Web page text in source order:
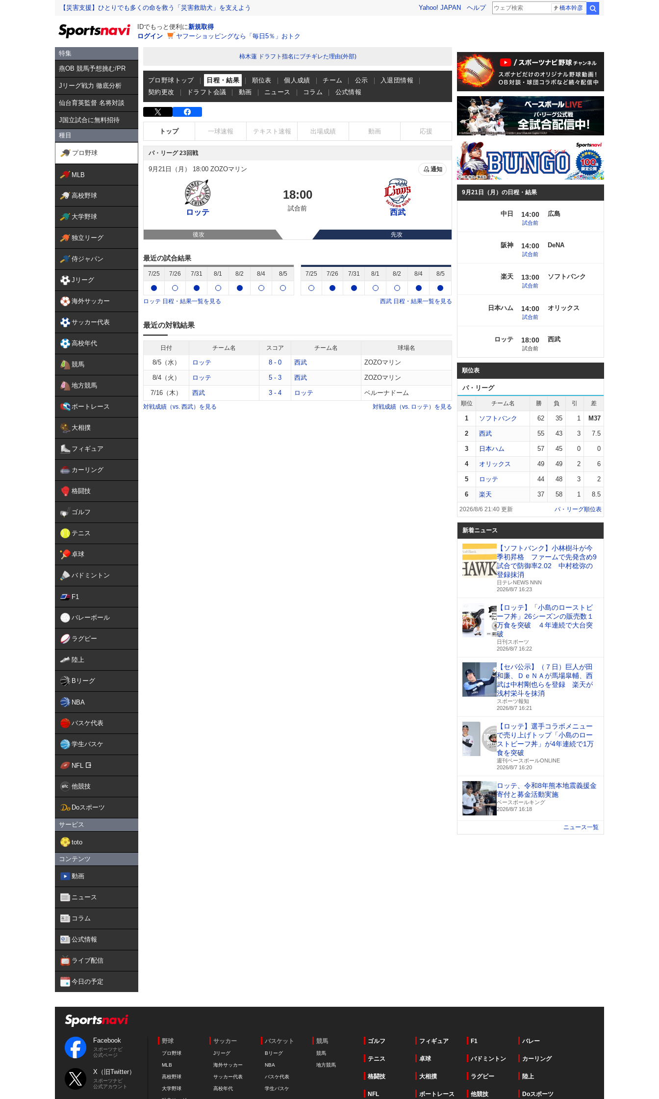
【災害支援】ひとりでも多くの命を救う「災害救助犬」を支えよう Yahoo! JAPAN ヘルプ 橋本幹彦
IDでもっと便利に新規取得
ログイン
ヤフーショッピングなら「毎日5％」おトク
特集
燕OB 競馬予想挑む/PR
Jリーグ戦力 徹底分析
仙台育英監督 名将対談
J国立試合に無料招待
種目
プロ野球
MLB
高校野球
大学野球
独立リーグ
侍ジャパン
Jリーグ
海外サッカー
サッカー代表
高校年代
競馬
地方競馬
ボートレース
大相撲
フィギュア
カーリング
格闘技
ゴルフ
テニス
卓球
バドミントン
F1
バレーボール
ラグビー
陸上
Bリーグ
NBA
バスケ代表
学生バスケ
NFL
他競技
Doスポーツ
サービス
toto
コンテンツ
動画
ニュース
コラム
公式情報
ライブ配信
今日の予定
柿木蓮 ドラフト指名にブチギレた理由(外部)
プロ野球トップ 日程・結果 順位表 個人成績 チーム 公示
入退団情報
契約更改
ドラフト会議 動画 ニュース コラム 公式情報
トップ 一球速報 テキスト速報 出場成績 動画 応援
パ・リーグ 23回戦
9月21日（月） 18:00 ZOZOマリン 通知
ロッテ
18:00
試合前 西武
後攻 先攻
最近の試合結果
7/25 7/26 7/31 8/1 8/2 8/4 8/5 7/25 7/26 7/31 8/1 8/2 8/4 8/5
ロッテ 日程・結果一覧を見る 西武 日程・結果一覧を見る
最近の対戦結果
日付 チーム名 スコア チーム名 球場名
8/5（水） ロッテ 8 - 0 西武 ZOZOマリン
8/4（火） ロッテ 5 - 3 西武 ZOZOマリン
7/16（木） 西武 3 - 4 ロッテ ベルーナドーム
対戦成績（vs. 西武）を見る 対戦成績（vs. ロッテ）を見る
9月21日（月）の日程・結果
中日 14:00
試合前
広島
阪神 14:00
試合前
DeNA
楽天 13:00
試合前
ソフトバンク
日本ハム 14:00
試合前
オリックス
ロッテ 18:00
試合前
西武
順位表
パ・リーグ
順位 チーム名 勝 負 引 差
1 ソフトバンク 62 35 1 M37
2 西武 55 43 3 7.5
3 日本ハム 57 45 0 0
4 オリックス 49 49 2 6
5 ロッテ 44 48 3 2
6 楽天 37 58 1 8.5
2026/8/6 21:40 更新 パ・リーグ順位表
新着ニュース
【ソフトバンク】小林樹斗が今
季初昇格 ファームで先発含め9
試合で防御率2.02 中村稔弥の
登録抹消
日テレNEWS NNN
2026/8/7 16:23
【ロッテ】「小島のローストビ
ーフ丼」26シーズンの販売数１
万食を突破 ４年連続で大台突
破
日刊スポーツ
2026/8/7 16:22
【セパ公示】（７日）巨人が田
和廉、ＤｅＮＡが馬場皐輔、西
武は中村剛也らを登録 楽天が
浅村栄斗を抹消
スポーツ報知
2026/8/7 16:21
【ロッテ】選手コラボメニュー
で売り上げトップ「小島のロー
ストビーフ丼」が4年連続で1万
食を突破
週刊ベースボールONLINE
2026/8/7 16:20
ロッテ、令和8年熊本地震義援金
寄付と募金活動実施
ベースボールキング
2026/8/7 16:18
ニュース一覧
Facebook
スポーツナビ
公式ページ
X（旧Twitter）
スポーツナビ
公式アカウント
野球
プロ野球
MLB
高校野球
大学野球
サッカー
Jリーグ
海外サッカー
サッカー代表
高校年代
バスケット
Bリーグ
NBA
バスケ代表
学生バスケ
競馬
競馬
地方競馬
ゴルフ フィギュア F1 バレー
テニス 卓球 バドミントン カーリング
格闘技 大相撲 ラグビー 陸上
NFL ボートレース 他競技 Doスポーツ